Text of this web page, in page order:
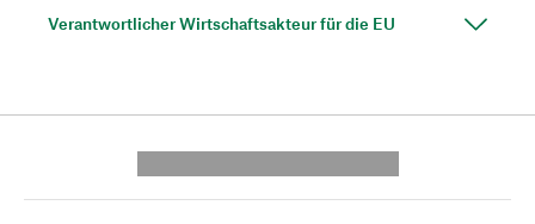
Verantwortlicher Wirtschaftsakteur für die EU